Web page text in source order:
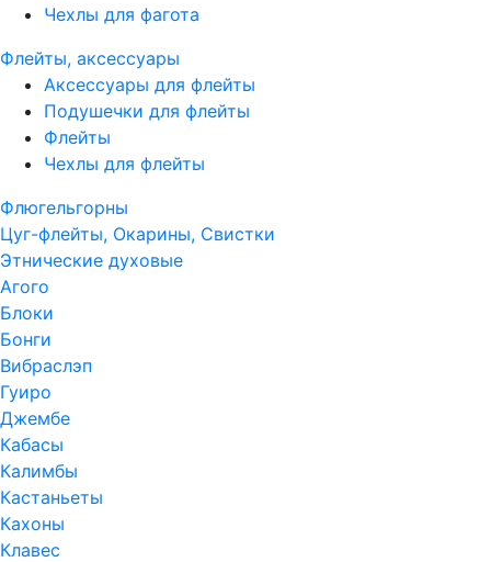
Чехлы для фагота
Флейты, аксессуары
Аксессуары для флейты
Подушечки для флейты
Флейты
Чехлы для флейты
Флюгельгорны
Цуг-флейты, Окарины, Свистки
Этнические духовые
Агого
Блоки
Бонги
Вибраслэп
Гуиро
Джембе
Кабасы
Калимбы
Кастаньеты
Кахоны
Клавес